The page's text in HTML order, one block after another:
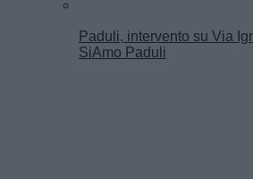
Paduli, intervento su Via
SiAmo Paduli